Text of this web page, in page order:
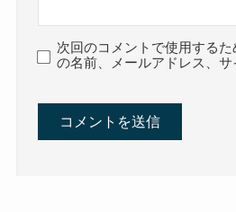
次回のコメントで使用する
の名前、メールアドレス、サ